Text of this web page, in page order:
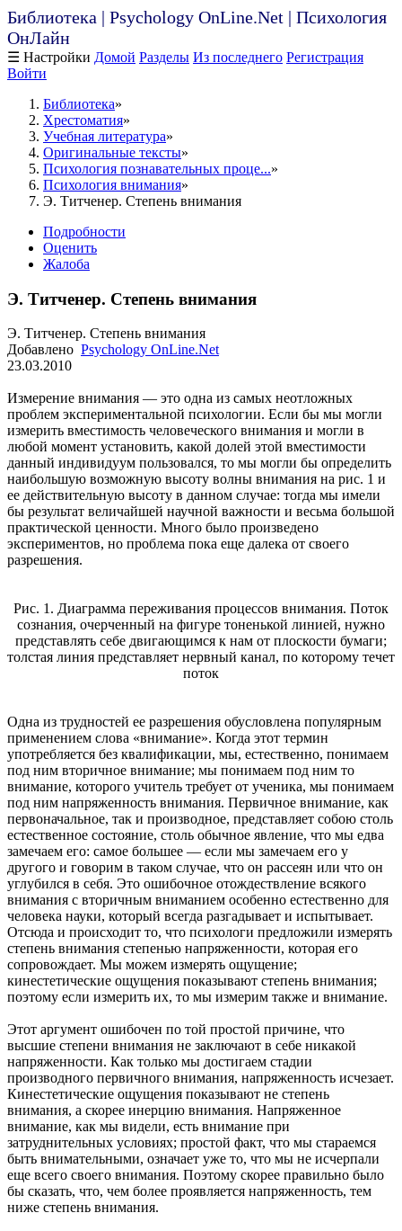
Библиотека | Psychology OnLine.Net | Психология
ОнЛайн
☰ Настройки Домой Разделы Из последнего Регистрация
Войти
Библиотека
Хрестоматия
Учебная литература
Оригинальные тексты
Психология познавательных проце...
Психология внимания
Э. Титченер. Степень внимания
Подробности
Оценить
Жалоба
Э. Титченер. Степень внимания
Э. Титченер. Степень внимания
Добавлено Psychology OnLine.Net
23.03.2010
Измерение внимания — это одна из самых неотложных
проблем экспериментальной психологии. Если бы мы могли
измерить вместимость человеческого внимания и могли в
любой момент установить, какой долей этой вместимости
данный индивидуум пользовался, то мы могли бы определить
наибольшую возможную высоту волны внимания на рис. 1 и
ее действительную высоту в данном случае: тогда мы имели
бы результат величайшей научной важности и весьма большой
практической ценности. Много было произведено
экспериментов, но проблема пока еще далека от своего
разрешения.
Рис. 1. Диаграмма переживания процессов внимания. Поток
сознания, очерченный на фигуре тоненькой линией, нужно
представлять себе двигающимся к нам от плоскости бумаги;
толстая линия представляет нервный канал, по которому течет
поток
Одна из трудностей ее разрешения обусловлена популярным
применением слова «внимание». Когда этот термин
употребляется без квалификации, мы, естественно, понимаем
под ним вторичное внимание; мы понимаем под ним то
внимание, которого учитель требует от ученика, мы понимаем
под ним напряженность внимания. Первичное внимание, как
первоначальное, так и производное, представляет собою столь
естественное состояние, столь обычное явление, что мы едва
замечаем его: самое большее — если мы замечаем его у
другого и говорим в таком случае, что он рассеян или что он
углубился в себя. Это ошибочное отождествление всякого
внимания с вторичным вниманием особенно естественно для
человека науки, который всегда разгадывает и испытывает.
Отсюда и происходит то, что психологи предложили измерять
степень внимания степенью напряженности, которая его
сопровождает. Мы можем измерять ощущение;
кинестетические ощущения показывают степень внимания;
поэтому если измерить их, то мы измерим также и внимание.
Этот аргумент ошибочен по той простой причине, что
высшие степени внимания не заключают в себе никакой
напряженности. Как только мы достигаем стадии
производного первичного внимания, напряженность исчезает.
Кинестетические ощущения показывают не степень
внимания, а скорее инерцию внимания. Напряженное
внимание, как мы видели, есть внимание при
затруднительных условиях; простой факт, что мы стараемся
быть внимательными, означает уже то, что мы не исчерпали
еще всего своего внимания. Поэтому скорее правильно было
бы сказать, что, чем более проявляется напряженность, тем
ниже степень внимания.